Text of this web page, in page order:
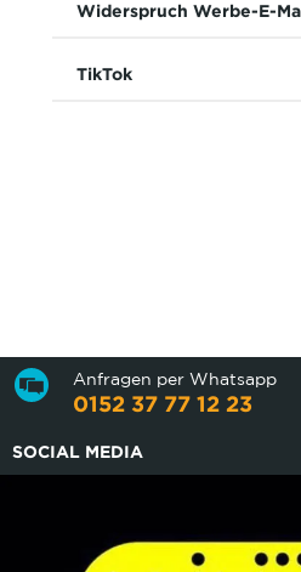
Widerspruch Werbe-E-
TikTok
Anfragen per Whatsapp
0152 37 77 12 23
SOCIAL MEDIA